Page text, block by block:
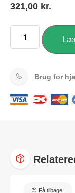
321,00 kr.
Brug for
Få tilbage